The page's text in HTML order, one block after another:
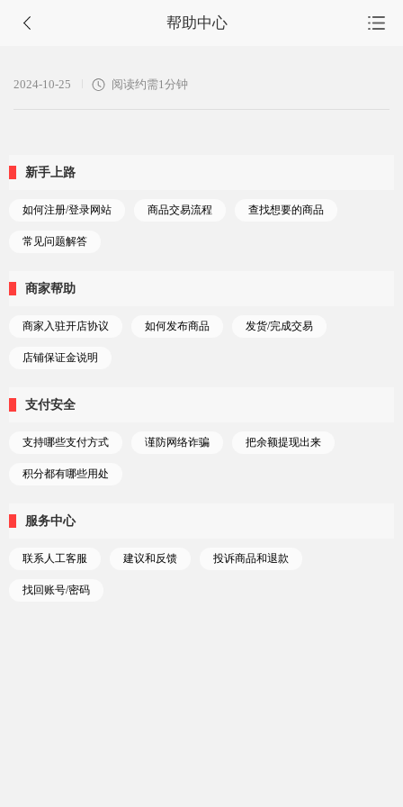
帮助中心
2024-10-25 阅读约需1分钟
新手上路
如何注册/登录网站 商品交易流程 查找想要的商品
常见问题解答
商家帮助
商家入驻开店协议 如何发布商品 发货/完成交易
店铺保证金说明
支付安全
支持哪些支付方式 谨防网络诈骗 把余额提现出来
积分都有哪些用处
服务中心
联系人工客服 建议和反馈 投诉商品和退款
找回账号/密码